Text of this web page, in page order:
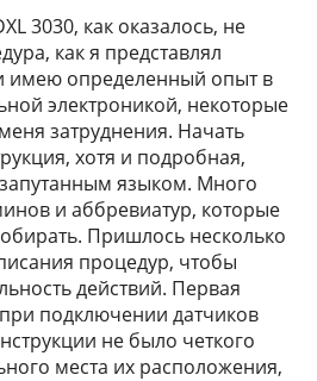
3030, как оказалось, не
как я представлял
имею определенный опыт в
электроникой, некоторые
затруднения. Начать
хотя и подробная,
языком. Много
и аббревиатур, которые
Пришлось несколько
процедур, чтобы
действий. Первая
подключении датчиков
не было четкого
места их расположения,